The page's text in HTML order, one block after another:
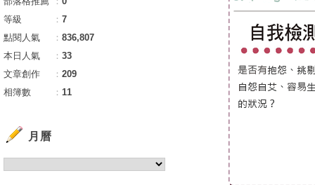
等級
： 7
點閱人氣
： 836,807
本日人氣
： 33
文章創作
： 209
相簿數
： 11
月曆